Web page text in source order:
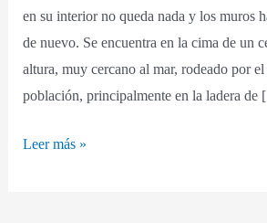
en su interior no queda nada y los muros
de nuevo. Se encuentra en la cima de un
altura, muy cercano al mar, rodeado por
población, principalmente en la ladera
Leer más »